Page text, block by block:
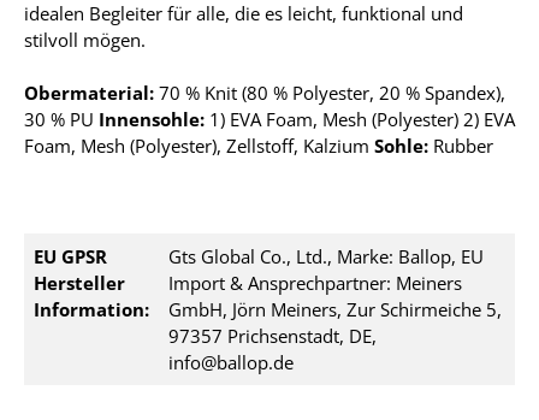
idealen Begleiter für alle, die es leicht, funktional und
stilvoll mögen.
Obermaterial: 70 % Knit (80 % Polyester, 20 % Spandex),
30 % PU Innensohle: 1) EVA Foam, Mesh (Polyester) 2) EVA
Foam, Mesh (Polyester), Zellstoff, Kalzium Sohle: Rubber
EU GPSR
Hersteller
Information:
Gts Global Co., Ltd., Marke: Ballop, EU
Import & Ansprechpartner: Meiners
GmbH, Jörn Meiners, Zur Schirmeiche 5,
97357 Prichsenstadt, DE,
info@ballop.de